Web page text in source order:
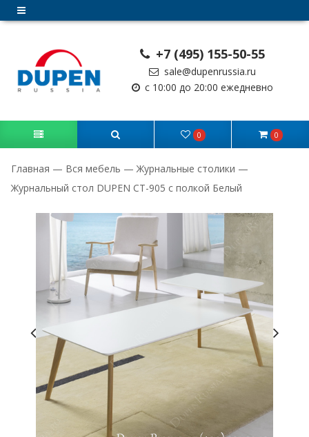
+7 (495) 155-50-55
sale@dupenrussia.ru
с 10:00 до 20:00 ежедневно
0 0
Главная — Вся мебель — Журнальные столики —
Журнальный стол DUPEN CT-905 с полкой Белый